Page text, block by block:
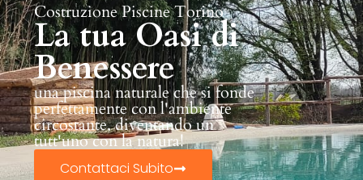
Costruzione Piscine Torino
La tua Oasi di
Benessere
una piscina naturale che si fonde
perfettamente con l'ambiente
circostante, diventando un
tutt'uno con la natura!
Contattaci Subito